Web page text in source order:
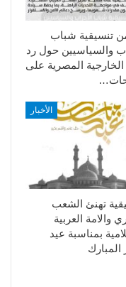
تنسيقية شباب
والسياسيين حول رد
الخارجية المصرية على
الأخبار
تهنئ الشعب
والامة العربية
بمناسبة عيد
المبارك